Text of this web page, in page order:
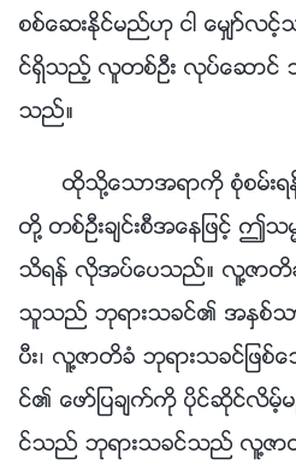
စစ္ေဆးႏိုင္မည္ဟု ငါ ေမွ်ာ္လင့္
င္ရွိသည့္ လူတစ္ဦး လုပ္ေဆာင္
သည္။
ထိုသို႔ေသာအရာကို စုံစမ္း
တို႔ တစ္ဦးခ်င္းစီအေနျဖင့္ ဤသမ
သိရန္ လိုအပ္ေပသည္။ လူ႔ဇာတိ
သူသည္ ဘုရားသခင္၏ အႏွစ္သာ
ပီး၊ လူ႔ဇာတိခံ ဘုရားသခင္ျ
င္၏ ေဖာ္ျပခ်က္ကို ပိုင္ဆိုင္လိမ့္
င္သည္ ဘုရားသခင္သည္ လူ႔ဇ